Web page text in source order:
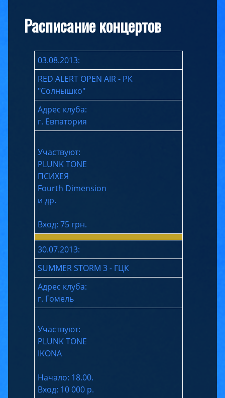
Расписание концертов
03.08.2013:
RED ALERT OPEN AIR - РК
"Солнышко"
Адрес клуба:
г. Евпатория
Участвуют:
PLUNK TONE
ПСИХЕЯ
Fourth Dimension
и др.
Вход: 75 грн.
30.07.2013:
SUMMER STORM 3 - ГЦК
Адрес клуба:
г. Гомель
Участвуют:
PLUNK TONE
IKONA
Начало: 18.00.
Вход: 10 000 р.